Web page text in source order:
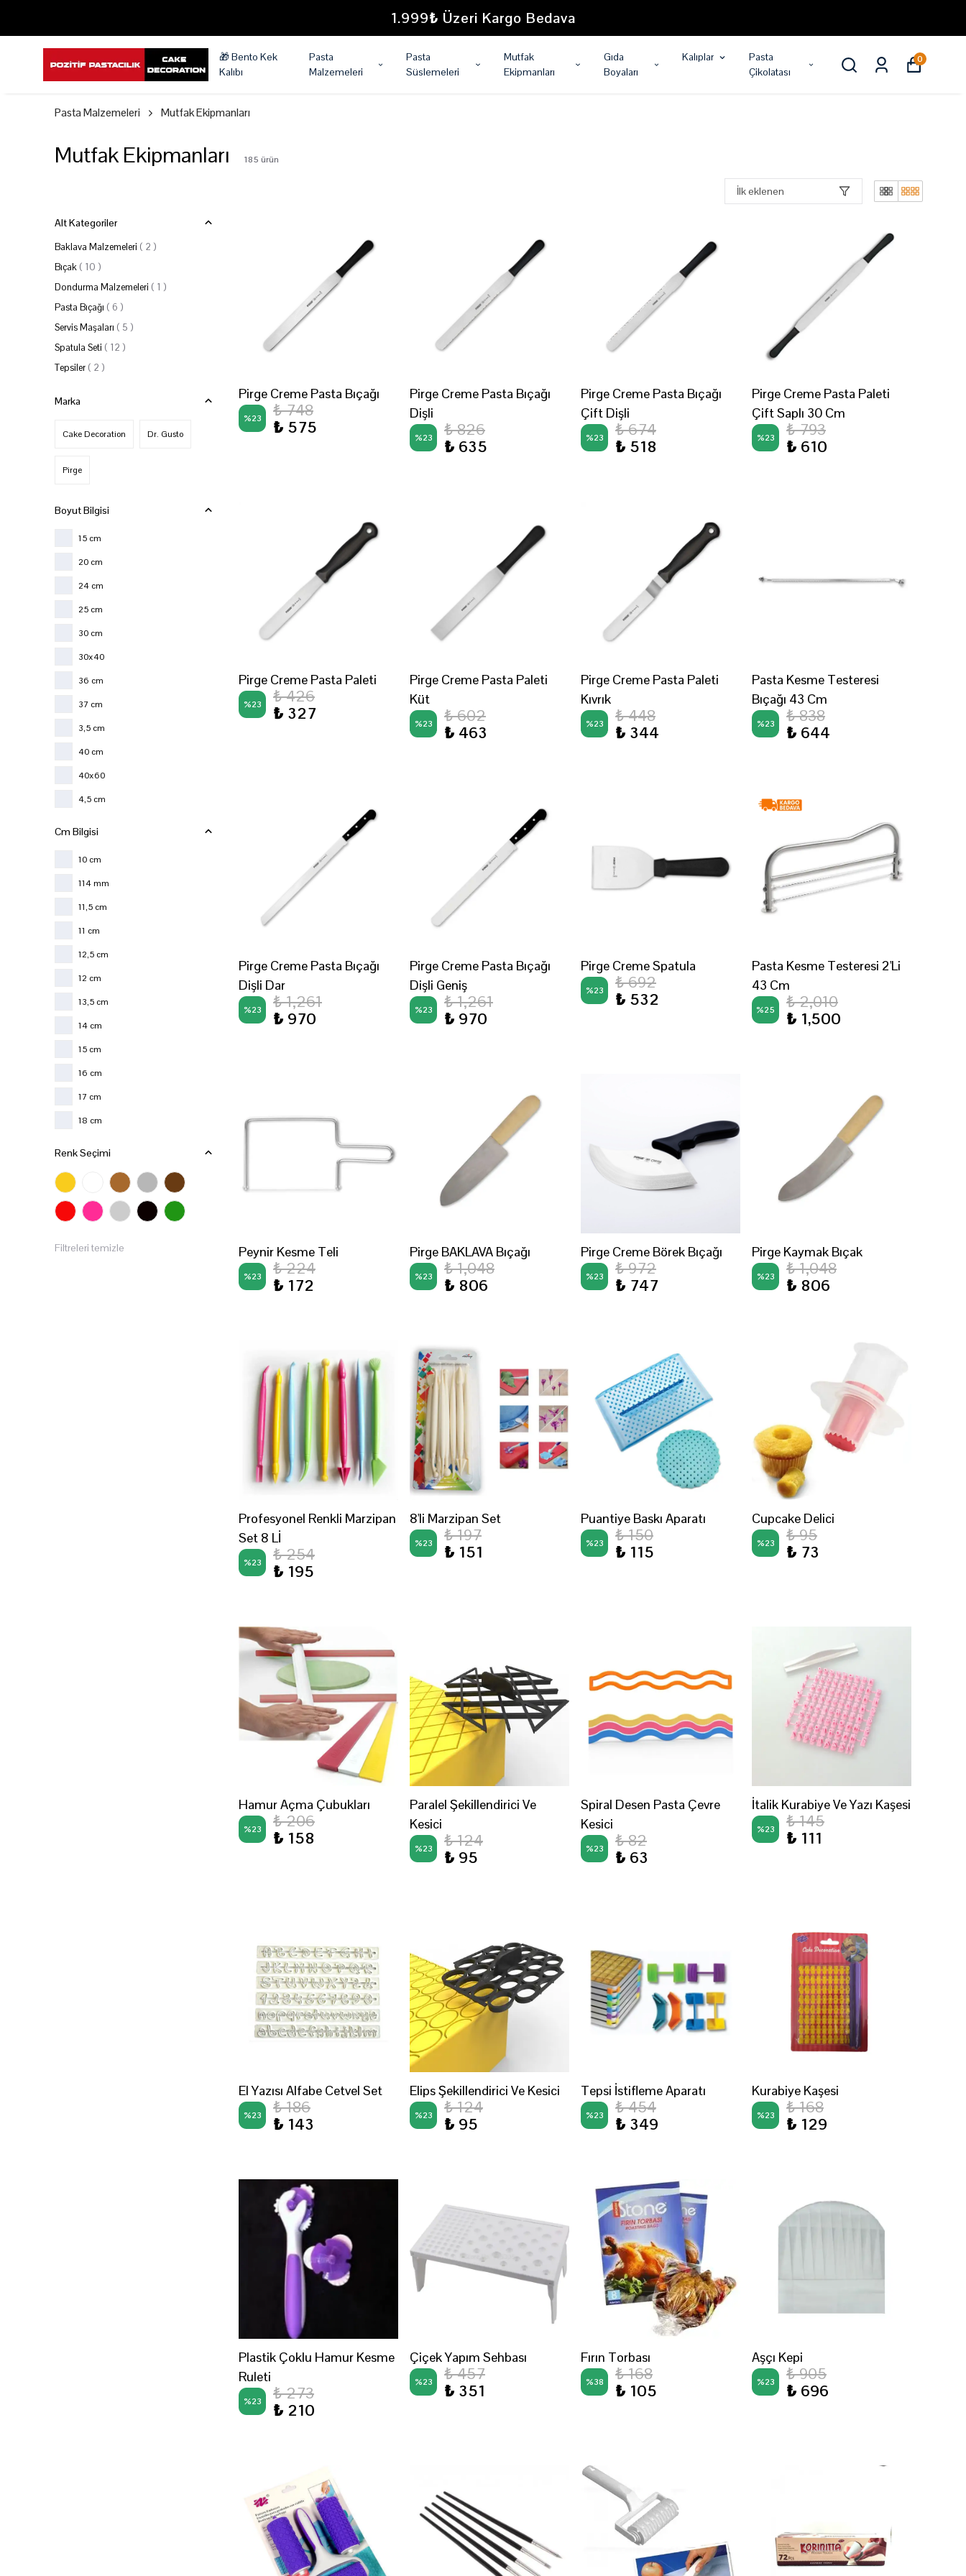
1.999₺ Üzeri Kargo Bedava
🎁 Bento Kek
Kalıbı
Pasta
Malzemeleri
Pasta
Süslemeleri
Mutfak
Ekipmanları
Gıda
Boyaları
Kalıplar
Pasta
Çikolatası
0
Pasta Malzemeleri Mutfak Ekipmanları
Mutfak Ekipmanları 185 ürün
İlk eklenen
Alt Kategoriler
Baklava Malzemeleri ( 2 )
Bıçak ( 10 )
Dondurma Malzemeleri ( 1 )
Pasta Bıçağı ( 6 )
Servis Maşaları ( 5 )
Spatula Seti ( 12 )
Tepsiler ( 2 )
Marka
Cake Decoration Dr. Gusto
Pirge
Boyut Bilgisi
15 cm
20 cm
24 cm
25 cm
30 cm
30x40
36 cm
37 cm
3,5 cm
40 cm
40x60
4,5 cm
Cm Bilgisi
10 cm
114 mm
11,5 cm
11 cm
12,5 cm
12 cm
13,5 cm
14 cm
15 cm
16 cm
17 cm
18 cm
23 cm
Renk Seçimi
Filtreleri temizle
Pirge Creme Pasta Bıçağı
%23
₺ 748
₺ 575
Pirge Creme Pasta Bıçağı
Dişli
%23
₺ 826
₺ 635
Pirge Creme Pasta Bıçağı
Çift Dişli
%23
₺ 674
₺ 518
Pirge Creme Pasta Paleti
Çift Saplı 30 Cm
%23
₺ 793
₺ 610
Pirge Creme Pasta Paleti
%23
₺ 426
₺ 327
Pirge Creme Pasta Paleti
Küt
%23
₺ 602
₺ 463
Pirge Creme Pasta Paleti
Kıvrık
%23
₺ 448
₺ 344
Pasta Kesme Testeresi
Bıçağı 43 Cm
%23
₺ 838
₺ 644
Pirge Creme Pasta Bıçağı
Dişli Dar
%23
₺ 1,261
₺ 970
Pirge Creme Pasta Bıçağı
Dişli Geniş
%23
₺ 1,261
₺ 970
Pirge Creme Spatula
%23
₺ 692
₺ 532
Pasta Kesme Testeresi 2'Li
43 Cm
%25
₺ 2,010
₺ 1,500
Peynir Kesme Teli
%23
₺ 224
₺ 172
Pirge BAKLAVA Bıçağı
%23
₺ 1,048
₺ 806
Pirge Creme Börek Bıçağı
%23
₺ 972
₺ 747
Pirge Kaymak Bıçak
%23
₺ 1,048
₺ 806
Profesyonel Renkli Marzipan
Set 8 Lİ
%23
₺ 254
₺ 195
8'li Marzipan Set
%23
₺ 197
₺ 151
Puantiye Baskı Aparatı
%23
₺ 150
₺ 115
Cupcake Delici
%23
₺ 95
₺ 73
Hamur Açma Çubukları
%23
₺ 206
₺ 158
Paralel Şekillendirici Ve
Kesici
%23
₺ 124
₺ 95
Spiral Desen Pasta Çevre
Kesici
%23
₺ 82
₺ 63
İtalik Kurabiye Ve Yazı Kaşesi
%23
₺ 145
₺ 111
El Yazısı Alfabe Cetvel Set
%23
₺ 186
₺ 143
Elips Şekillendirici Ve Kesici
%23
₺ 124
₺ 95
Tepsi İstifleme Aparatı
%23
₺ 454
₺ 349
Kurabiye Kaşesi
%23
₺ 168
₺ 129
Plastik Çoklu Hamur Kesme
Ruleti
%23
₺ 273
₺ 210
Çiçek Yapım Sehbası
%23
₺ 457
₺ 351
Fırın Torbası
%38
₺ 168
₺ 105
Aşçı Kepi
%23
₺ 905
₺ 696